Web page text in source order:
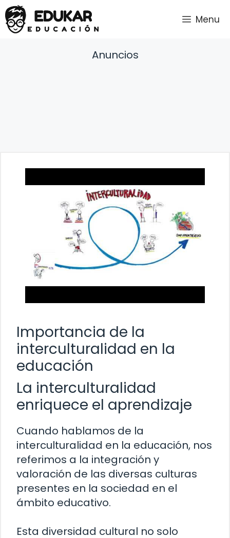
Saltar
al
contenido
Menu
Anuncios
Importancia de la
interculturalidad en la
educación
La interculturalidad
enriquece el aprendizaje
Cuando hablamos de la
interculturalidad en la educación, nos
referimos a la integración y
valoración de las diversas culturas
presentes en la sociedad en el
ámbito educativo.
Esta diversidad cultural no solo